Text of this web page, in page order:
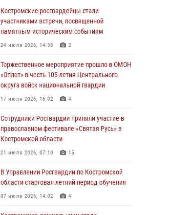
службой в ведомстве
31 июля 2026, 06:48 1
Костромские дошкольники стали
организованных военнослужащими и
сотрудниками Управления Росгвардии
30 июля 2026, 10:39 9
«Единых государственных услуг» для
получения услуг по линии Росгвардии
29 июля 2026, 06:26
участие в богослужении в честь князя
Владимира в Костроме
28 июля 2026, 06:14 2
Более пятидесяти поступивших сигналов
Костромские росгвардейцы стали
участниками встречи, посвященной
памятным историческим событиям
24 июля 2026, 14:33 2
Торжественное мероприятие прошло в ОМОН
«Оплот» в честь 105-летия Центрального
округа войск национальной гвардии
17 июля 2026, 16:02 4
Сотрудники Росгвардии приняли участие в
православном фестивале «Святая Русь» в
Костромской области
21 июля 2026, 07:10 15
В Управлении Росгвардии по Костромской
области стартовал летний период обучения
07 июля 2026, 14:02 4